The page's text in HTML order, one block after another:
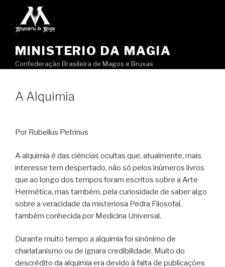
MINISTERIO DA MAGIA
Confederação Brasileira de Magos e Bruxas
A Alquimia
Por Rubellus Petrinus
A alquimia é das ciências ocultas que, atualmente, mais
interesse tem despertado, não só pelos inúmeros livros
que ao longo dos tempos foram escritos sobre a Arte
Hermética, mas também, pela curiosidade de saber algo
sobre a veracidade da misteriosa Pedra Filosofal,
também conhecida por Medicina Universal.
Durante muito tempo a alquimia foi sinônimo de
charlatanismo ou de ignara credibilidade. Muito do
descrédito da alquimia era devido à falta de publicações